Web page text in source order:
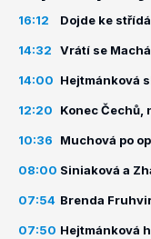
16:12 Dojde ke
14:32 Vrátí se
14:00 Hejtmánková
12:20 Konec Čechů,
10:36 Muchová po
08:00 Siniaková a
07:54 Brenda
07:50 Hejtmánková